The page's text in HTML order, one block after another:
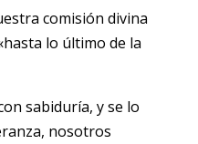
comisión divina
lo último de la
sabiduría, y se lo
nosotros